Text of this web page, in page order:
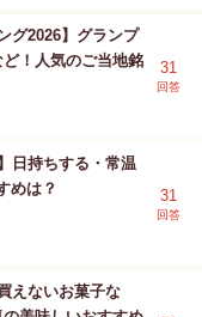
グ2026】グランプ
！人気のご当地銘
31
回答
日持ちする・常温
めは？
31
回答
えないお菓子な